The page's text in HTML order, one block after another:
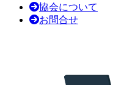
協会について
お問合せ